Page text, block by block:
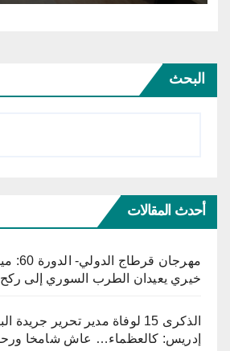
البحث
أحدث المقالات
مهرجان
خيري يعيدان الطرب السوري إلى
الذكرى 15 لوفاة مدير تحرير
إدريس: كالعظماء… عاش شامخا